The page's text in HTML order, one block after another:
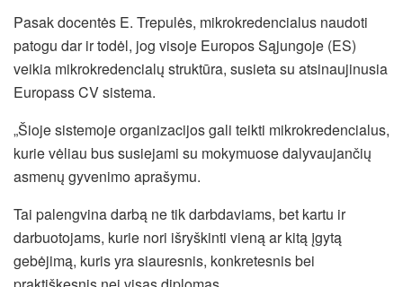
Pasak docentės E. Trepulės, mikrokredencialus naudoti
patogu dar ir todėl, jog visoje Europos Sąjungoje (ES)
veikia mikrokredencialų struktūra, susieta su atsinaujinusia
Europass CV sistema.
„Šioje sistemoje organizacijos gali teikti mikrokredencialus,
kurie vėliau bus susiejami su mokymuose dalyvaujančių
asmenų gyvenimo aprašymu.
Tai palengvina darbą ne tik darbdaviams, bet kartu ir
darbuotojams, kurie nori išryškinti vieną ar kitą įgytą
gebėjimą, kuris yra siauresnis, konkretesnis bei